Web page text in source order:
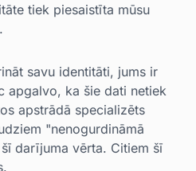
tiek piesaistīta mūsu
savu identitāti, jums ir
apgalvo, ka šie dati netiek
apstrādā specializēts
"nenogurdināmā
darījuma vērta. Citiem šī